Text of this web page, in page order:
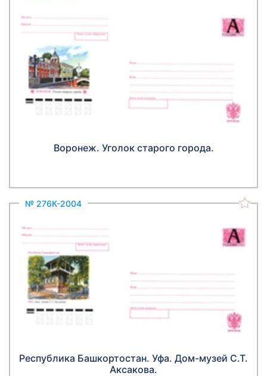
Воронеж. Уголок старого города.
№ 276К-2004
Республика Башкортостан. Уфа. Дом-музей С.Т.
Аксакова.